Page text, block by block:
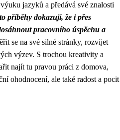
jazyků a předává své znalosti
příběhy dokazují, že i přes
pracovního úspěchu a
se na své silné stránky, rozvíjet
výzev. S trochou kreativity a
najít tu pravou práci z domova,
ohodnocení, ale také radost a pocit